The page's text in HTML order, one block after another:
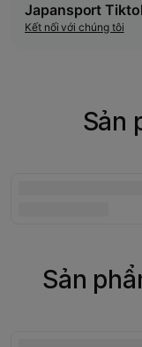
Japansport
Kết nối với chúng tôi
Sản
Sản